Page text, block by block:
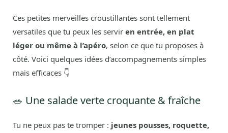
Ces petites merveilles croustillantes sont tellement
versatiles que tu peux les servir en entrée, en plat
léger ou même à l’apéro, selon ce que tu proposes à
côté. Voici quelques idées d’accompagnements simples
mais efficaces 👇
🥗 Une salade verte croquante & fraîche
Tu ne peux pas te tromper : jeunes pousses, roquette,